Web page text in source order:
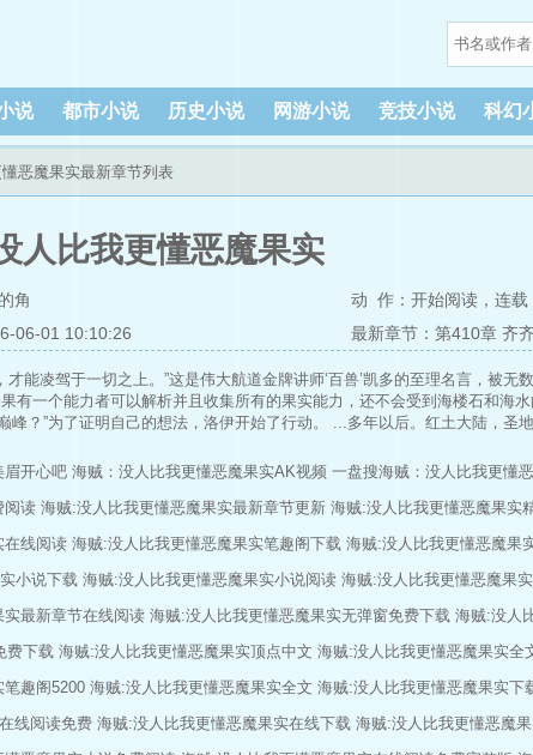
说 都市小说 历史小说 网游小说 竞技小说 科幻
恶魔果实最新章节列表
人比我更懂恶魔果实
角 动 作： 开始阅读，连载
06-01 10:10:26
最新章节：第410章 齐
才能凌驾于一切之上。”这是伟大航道金牌讲师‘百兽’凯多的至理名言，被无
有一个能力者可以解析并且收集所有的果实能力，还不会受到海楼石和海
峰？”为了证明自己的想法，洛伊开始了行动。 ...多年以后。红土大陆，圣
界为敌了么？”他微笑着。追随他的人，从他的身后走出。 其中为首的那些
者，且隶属于同一个组织。 传说那个组织有一位神秘的首领，是如今大海
眉开心吧 海贼：没人比我更懂恶魔果实AK视频 一盘搜海贼：没人比我更懂
阅读 海贼:没人比我更懂恶魔果实最新章节更新 海贼:没人比我更懂恶魔果实
在线阅读 海贼:没人比我更懂恶魔果实笔趣阁下载 海贼:没人比我更懂恶魔果
小说下载 海贼:没人比我更懂恶魔果实小说阅读 海贼:没人比我更懂恶魔果
最新章节在线阅读 海贼:没人比我更懂恶魔果实无弹窗免费下载 海贼:没人
费下载 海贼:没人比我更懂恶魔果实顶点中文 海贼:没人比我更懂恶魔果实全
趣阁5200 海贼:没人比我更懂恶魔果实全文 海贼:没人比我更懂恶魔果实下
线阅读免费 海贼:没人比我更懂恶魔果实在线下载 海贼:没人比我更懂恶魔